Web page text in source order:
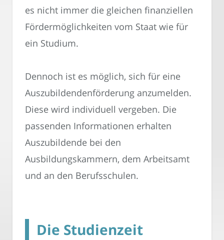
es nicht immer die gleichen finanziellen
Fördermöglichkeiten vom Staat wie für
ein Studium.
Dennoch ist es möglich, sich für eine
Auszubildendenförderung anzumelden.
Diese wird individuell vergeben. Die
passenden Informationen erhalten
Auszubildende bei den
Ausbildungskammern, dem Arbeitsamt
und an den Berufsschulen.
Die Studienzeit